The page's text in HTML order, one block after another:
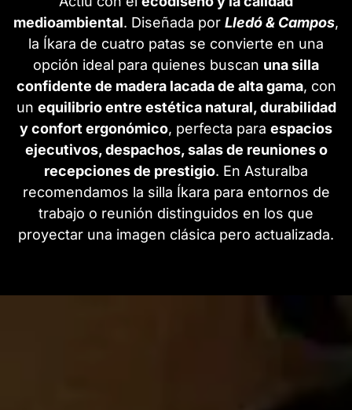
medioambiental. Diseñada por Lledó & Campos,
la Íkara de cuatro patas se convierte en una
opción ideal para quienes buscan una silla
confidente de madera lacada de alta gama, con
un equilibrio entre estética natural, durabilidad
y confort ergonómico, perfecta para espacios
ejecutivos, despachos, salas de reuniones o
recepciones de prestigio. En Asturalba
recomendamos la silla Íkara para entornos de
trabajo o reunión distinguidos en los que
proyectar una imagen clásica pero actualizada.